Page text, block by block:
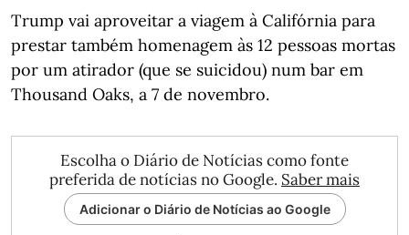
Trump vai aproveitar a viagem à Califórnia para
prestar também homenagem às 12 pessoas mortas
por um atirador (que se suicidou) num bar em
Thousand Oaks, a 7 de novembro.
Escolha o Diário de Notícias como fonte
preferida de notícias no Google. Saber mais
Adicionar o Diário de Notícias ao Google